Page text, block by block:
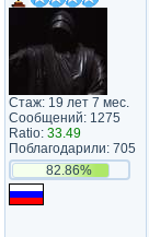
Стаж: 19 лет 7 мес.
Сообщений: 1275
Ratio: 33.49
Поблагодарили: 705
82.86%